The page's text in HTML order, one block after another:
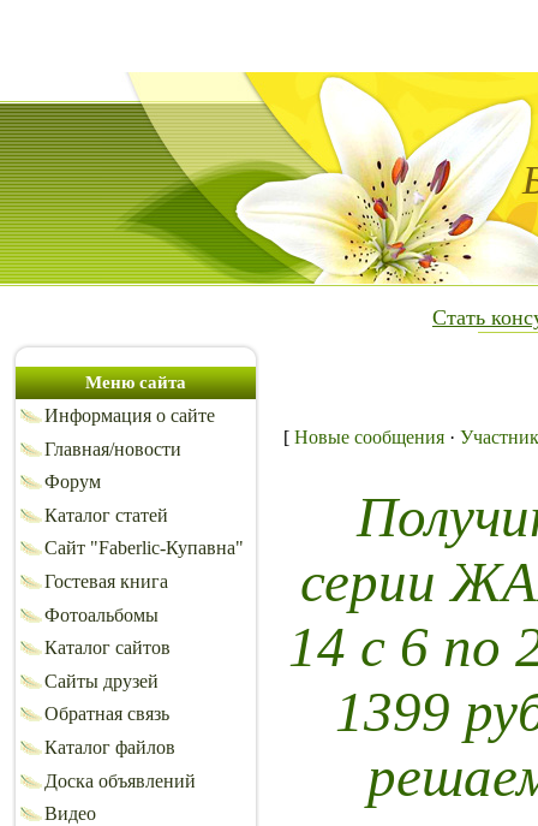
Стать
Меню сайта
Информация о сайте
Главная/новости
Форум
Каталог статей
Сайт "Faberlic-Купавна"
Гостевая книга
Фотоальбомы
Каталог сайтов
Сайты друзей
Обратная связь
Каталог файлов
Доска объявлений
Видео
[ Новые сообщения ·
серии
14 с 6 по
1399